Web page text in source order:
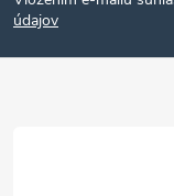
púdajov